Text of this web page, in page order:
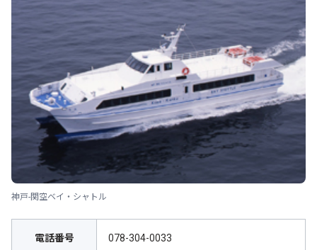
神戸-関空ベイ・シャトル
電話番号 078-304-0033